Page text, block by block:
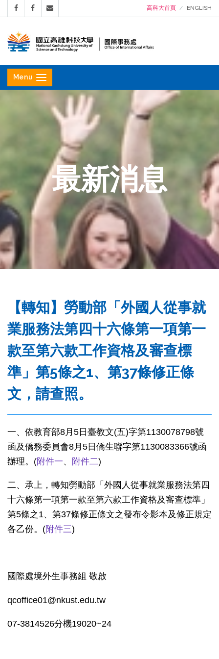
高科大首頁 ENGLISH
立
高
學
際
事
務
處
Menu
最新消息
【轉知】勞動部「外國人從事就
業服務法第四十六條第一項第一
款至第六款工作資格及審查標
準」第5條之1、第37條修正條
文，請查照。
一、依教育部8月5日臺教文(五)字第1130078798號
函及僑務委員會8月5日僑生聯字第1130083366號函
辦理。(附件一、 附件二)
二、承上，轉知勞動部「外國人從事就業服務法第四
十六條第一項第一款至第六款工作資格及審查標準」
第5條之1、第37條修正條文之發布令影本及修正規定
各乙份。(附件三)
國際處境外生事務組 敬啟
qcoffice01@nkust.edu.tw
07-3814526分機19020~24